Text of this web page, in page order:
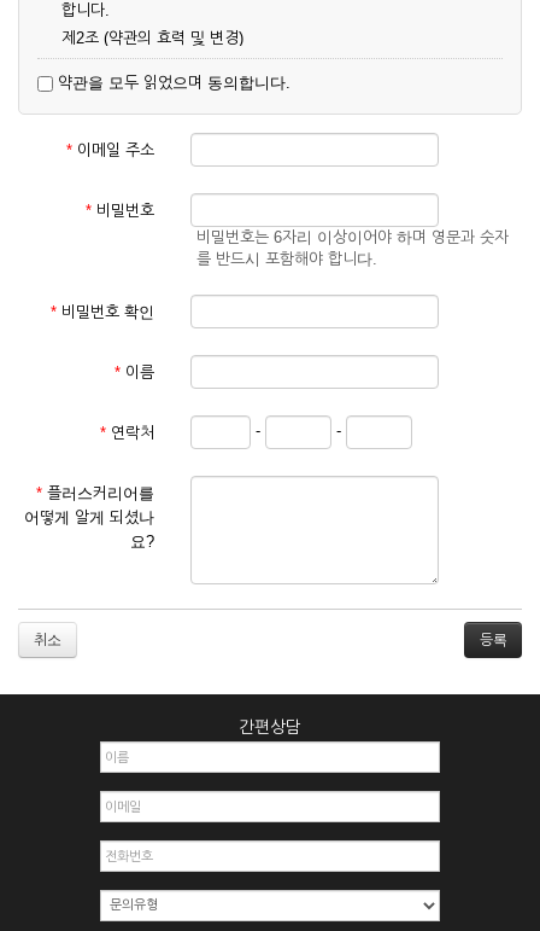
합니다.
제2조 (약관의 효력 및 변경)
업상 중요 하거나 합리적인 사유가 발생할 경우 온라인 공사를
통하여 변경할 수 있습니다.
② 회원은 변경된 약관에 동의하지 않을 경우 서비스 이용을 중
단하고 이용계약을 해지할 수 있습니다. 약관의 효력 발생일 이
것으로 간주됩니다.
제3조 (약관의 외 준칙)
관계법령의 규정에 따릅니다.
① 서비스 이용계약은 서비스 이용 희망자가 본 약관에 동의한
를 심사, 승낙함으로써 성립하며, 회사는 신청자의 실명 확인 절
차를 밟을 수 있습니다.
② 회원가입시 입력한 ID는 변경할 수 없으며, 회원 1인당 한 개
의 ID가 발급됩니다. 부득이한 경우로 인해 변경하고자 하는 경
거절하거나 취소할 수 있으며, 실명으로 등록하지 않은 자의 일
2. 개인정보를 허위로 기재하여 신청할 경우
3. 경쟁 관게에 있는 이용자가 신청할 경우
4. 타인의 서비스 이용을 방해하거나, 정보를 도용한 경우
6. 이용자가 영업활동 또는 부정한 용도로 본 서비스를 이용할
7. 회사의 정보를 사전 승낙 없이 전재, 변조, 복사하여 이용하
8. 기타 회사가 정한 제반 사항을 위반하며 신청하는 경우
약관을 모두 읽었으며 동의합니다.
* 이메일 주소
* 비밀번호
비밀번호는 6자리 이상이어야 하며 영문과 숫자
를 반드시 포함해야 합니다.
* 비밀번호 확인
* 이름
* 연락처 - -
* 플러스커리어를
어떻게 알게 되셨나
요?
취소
간편상담